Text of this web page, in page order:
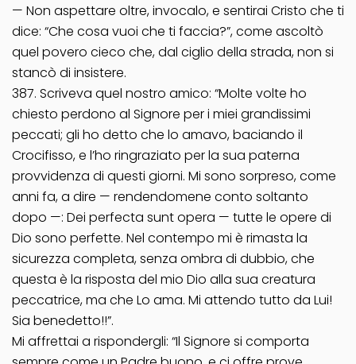
— Non aspettare oltre, invocalo, e sentirai Cristo che ti
dice: “Che cosa vuoi che ti faccia?”, come ascoltò
quel povero cieco che, dal ciglio della strada, non si
stancò di insistere.
387. Scriveva quel nostro amico: “Molte volte ho
chiesto perdono al Signore per i miei grandissimi
peccati; gli ho detto che lo amavo, baciando il
Crocifisso, e l’ho ringraziato per la sua paterna
provvidenza di questi giorni. Mi sono sorpreso, come
anni fa, a dire — rendendomene conto soltanto
dopo —: Dei perfecta sunt opera — tutte le opere di
Dio sono perfette. Nel contempo mi è rimasta la
sicurezza completa, senza ombra di dubbio, che
questa è la risposta del mio Dio alla sua creatura
peccatrice, ma che Lo ama. Mi attendo tutto da Lui!
Sia benedetto!!”.
Mi affrettai a rispondergli: “Il Signore si comporta